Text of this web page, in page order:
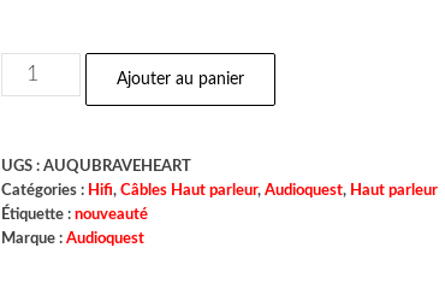
Ajouter au panier
UGS :AUQUBRAVEHEART
Catégories : Hifi,Câbles Haut parleur,Audioquest, Haut parleur
Étiquette :nouveauté
Marque :Audioquest